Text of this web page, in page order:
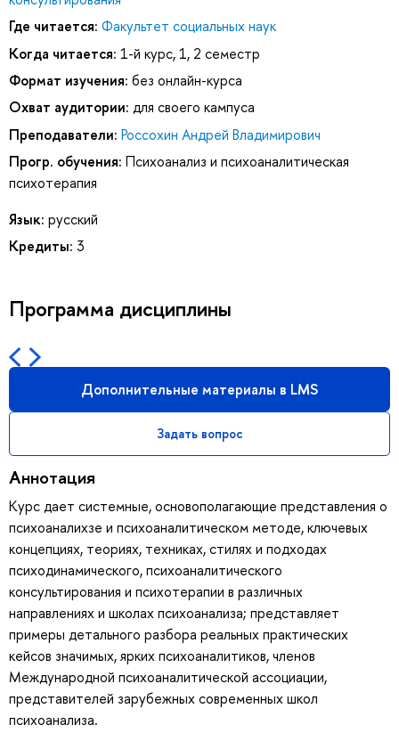
Где читается: Факультет социальных наук
Когда читается: 1-й курс, 1, 2 семестр
Формат изучения: без онлайн-курса
Охват аудитории: для своего кампуса
Преподаватели: Россохин Андрей Владимирович
Прогр. обучения: Психоанализ и психоаналитическая
психотерапия
Язык: русский
Кредиты: 3
Программа дисциплины
Дополнительные материалы в LMS
Задать вопрос
Аннотация
Курс дает системные, основополагающие представления о
психоаналихзе и психоаналитическом методе, ключевых
концепциях, теориях, техниках, стилях и подходах
психодинамического, психоаналитического
консультирования и психотерапии в различных
направлениях и школах психоанализа; представляет
примеры детального разбора реальных практических
кейсов значимых, ярких психоаналитиков, членов
Международной психоаналитической ассоциации,
представителей зарубежных современных школ
психоанализа.